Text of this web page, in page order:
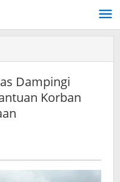
Dampingi
Korban